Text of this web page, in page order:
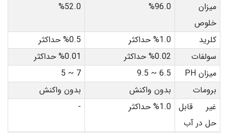
میزان
خلوص
%96.0
%52.0
کلرید %1.0 حداکثر
%0.5 حداکثر
سولفات
%0.02 حداکثر
%0.01 حداکثر
میزان PH
6.5 ~ 9.5
7 ~ 5
برومات
بدون واکنش
بدون واکنش
غیر قابل
حل در آب
%1.0 حداکثر -